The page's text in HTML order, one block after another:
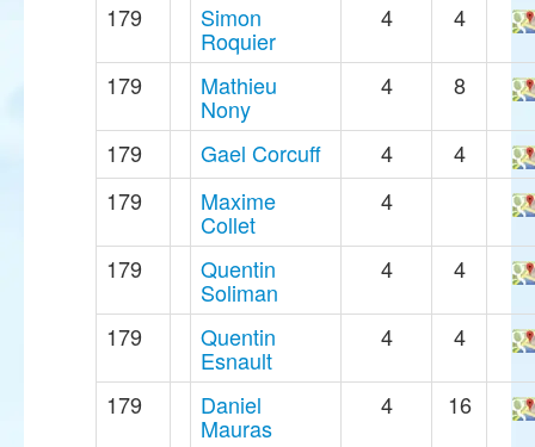
179 Simon
Roquier
4 4
179 Mathieu
Nony
4 8
179 Gael Corcuff 4
4
179
Maxime
Collet
4
179 Quentin
Soliman
4 4
179 Quentin
Esnault
4 4
179 Daniel
Mauras
4 16